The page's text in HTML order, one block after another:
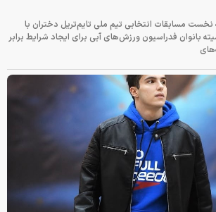
مسابقات انتخابی تیم ملی تایم‌تریل دختران با
بانوان فدراسیون ورزش‌های آبی برای ایجاد شرایط برابر